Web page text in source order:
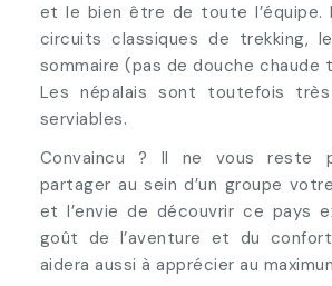
et le bien être de toute l’équipe.
circuits classiques de trekking,
sommaire (pas de douche chaude
Les népalais sont toutefois
serviables.
Convaincu ? Il ne vous reste
partager au sein d’un groupe
et l’envie de découvrir ce pays
goût de l’aventure et du
aidera aussi à apprécier au